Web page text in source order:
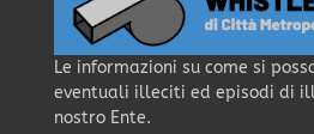
Le informazioni su come si
eventuali illeciti ed episodi di
nostro Ente.